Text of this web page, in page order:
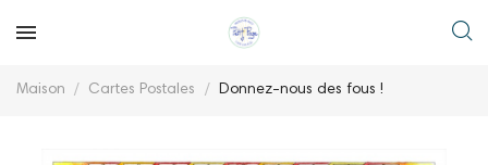
Maison Cartes Postales Donnez-nous des fous !